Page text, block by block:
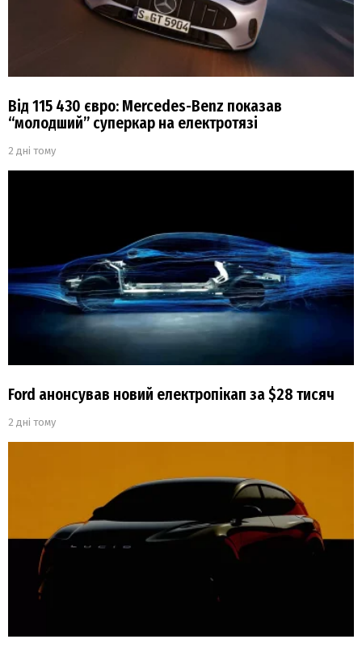
Від 115 430 євро: Mercedes-Benz показав
“молодший” суперкар на електротязі
2 дні тому
Ford анонсував новий електропікап за $28 тисяч
2 дні тому